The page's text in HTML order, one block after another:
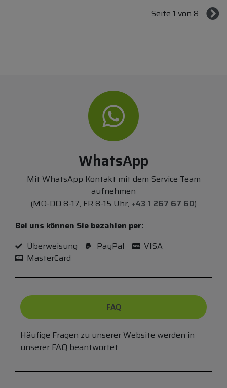
Seite 1 von 8
WhatsApp
Mit WhatsApp Kontakt mit dem Service Team
aufnehmen
(MO-DO 8-17, FR 8-15 Uhr, +43 1 267 67 60)
Bei uns können Sie bezahlen per:
Überweisung
PayPal
VISA
MasterCard
FAQ
Häufige Fragen zu unserer Website werden in
unserer FAQ beantwortet